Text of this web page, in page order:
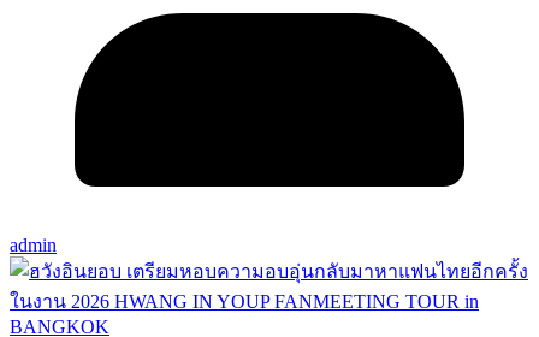
admin